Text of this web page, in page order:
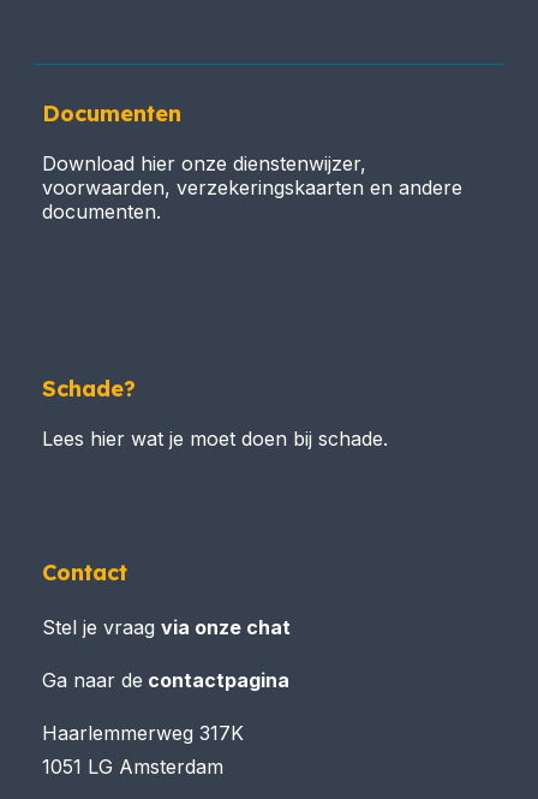
Documenten
Download hier onze dienstenwijzer,
voorwaarden, verzekeringskaarten en andere
documenten.
Schade?
Lees hier wat je moet doen bij schade.
Contact
Stel je vraag via onze chat
Ga naar de contactpagina
Haarlemmerweg 317K
1051 LG Amsterdam